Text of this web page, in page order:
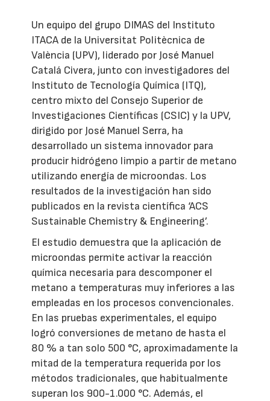
Un equipo del grupo DIMAS del Instituto
ITACA de la Universitat Politècnica de
València (UPV), liderado por José Manuel
Catalá Civera, junto con investigadores del
Instituto de Tecnología Química (ITQ),
centro mixto del Consejo Superior de
Investigaciones Científicas (CSIC) y la UPV,
dirigido por José Manuel Serra, ha
desarrollado un sistema innovador para
producir hidrógeno limpio a partir de metano
utilizando energía de microondas. Los
resultados de la investigación han sido
publicados en la revista científica ‘ACS
Sustainable Chemistry & Engineering’.
El estudio demuestra que la aplicación de
microondas permite activar la reacción
química necesaria para descomponer el
metano a temperaturas muy inferiores a las
empleadas en los procesos convencionales.
En las pruebas experimentales, el equipo
logró conversiones de metano de hasta el
80 % a tan solo 500 °C, aproximadamente la
mitad de la temperatura requerida por los
métodos tradicionales, que habitualmente
superan los 900-1.000 °C. Además, el